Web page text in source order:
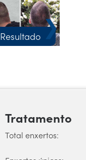
Resultado❯
Tratamento
Total enxertos: